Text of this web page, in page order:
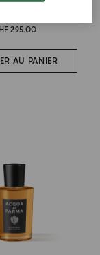
295.00
AU PANIER